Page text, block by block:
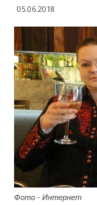
05.06.2018
Фото - Интернет